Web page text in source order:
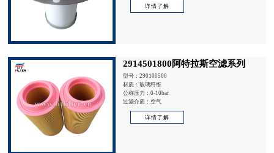
详情了解
2914501800阿特拉斯空滤系列
型号：290100500
材质：玻璃纤维
公称压力：0-10bar
过滤介质：空气
详情了解